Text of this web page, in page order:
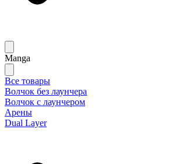
Manga
Все товары
Волчок без лаунчера
Волчок с лаунчером
Арены
Dual Layer